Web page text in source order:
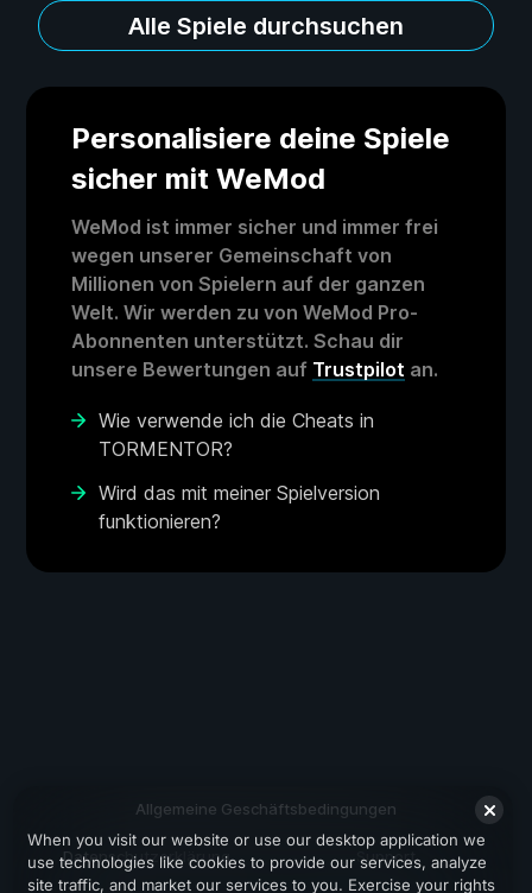
Alle Spiele durchsuchen
Personalisiere deine Spiele
sicher mit WeMod
WeMod ist immer sicher und immer frei
wegen unserer Gemeinschaft von
Millionen von Spielern auf der ganzen
Welt. Wir werden zu von WeMod Pro-
Abonnenten unterstützt. Schau dir
unsere Bewertungen auf Trustpilot an.
Wie verwende ich die Cheats in
TORMENTOR?
Wird das mit meiner Spielversion
funktionieren?
Allgemeine Geschäftsbedingungen
Datenschutzerklärung Support
When you visit our website or use our desktop application we
use technologies like cookies to provide our services, analyze
site traffic, and market our services to you. Exercise your rights